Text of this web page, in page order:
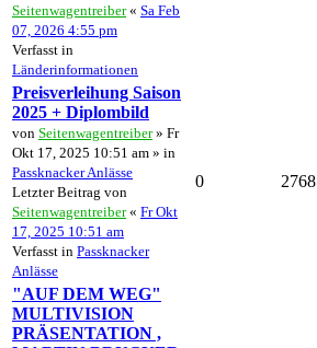
Seitenwagentreiber« Sa Feb
07, 2026 4:55 pm
Verfasst in
Länderinformationen
Preisverleihung Saison
2025 + Diplombild
von Seitenwagentreiber» Fr
Okt 17, 2025 10:51 am » in
Passknacker Anlässe
Letzter Beitrag von
Seitenwagentreiber« Fr Okt
17, 2025 10:51 am
Verfasst in Passknacker
Anlässe
0 2768
"AUF DEM WEG"
MULTIVISION
PRÄSENTATION ,